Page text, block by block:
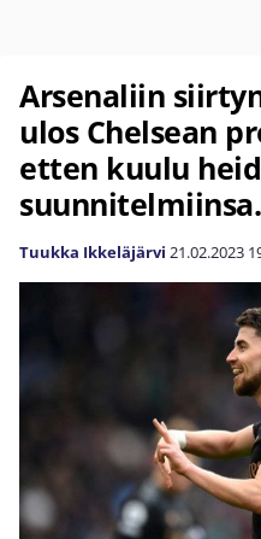
Arsenaliin
ulos Chelsean
etten kuulu
Tuukka Ikkeläjärvi 21.02.2023